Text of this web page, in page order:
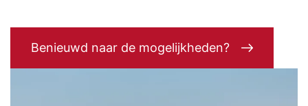
Benieuwd naar de mogelijkheden?